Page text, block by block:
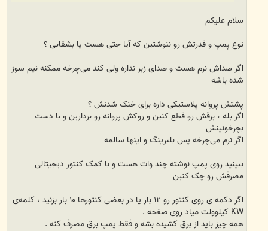
سلام علیکم
نوع پمپ و قدرتش رو ننوشتین که آیا جتی هست یا بشقابی ؟
اگر صداش نرم هست و صدای زبر نداره ولی کند می‌چرخه ممکنه نیم سوز
شده باشه
پشتش پروانه پلاستیکی داره برای خنک شدنش ؟
اگر بله ، برقش رو قطع کنین و روکش پروانه رو بردارین و با دست
بچرخونینش
اگر نرم می‌چرخه پس بلبرینگ و اینها سالمه
ببینید روی پمپ نوشته چند وات هست و با کمک کنتور دیجیتالی
مصرفش رو چک کنین
اگر دکمه ی روی کنتور رو ۱۲ بار یا در بعضی کنتورها ۱۰ بار بزنید ، کلمه‌ی
KW کیلوولت میاد روی صفحه .
همه چیز باید از برق کشیده بشه و فقط پمپ برق مصرف کنه .